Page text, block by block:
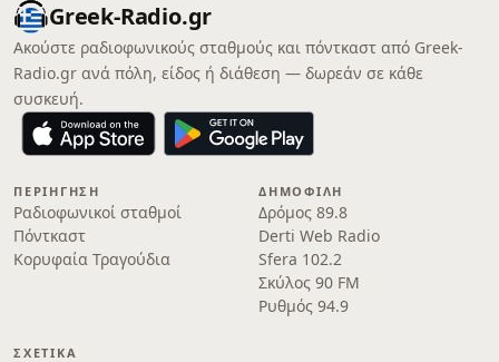
Greek-Radio.gr
Ακούστε ραδιοφωνικούς σταθμούς και πόντκαστ από Greek-
Radio.gr ανά πόλη, είδος ή διάθεση — δωρεάν σε κάθε
συσκευή.
ΠΕΡΙΉΓΗΣΗ
Ραδιοφωνικοί σταθμοί
Πόντκαστ
Κορυφαία Τραγούδια
ΔΗΜΟΦΙΛΉ
Δρόμος 89.8
Derti Web Radio
Sfera 102.2
Σκύλος 90 FM
Ρυθμός 94.9
ΣΧΕΤΙΚΆ